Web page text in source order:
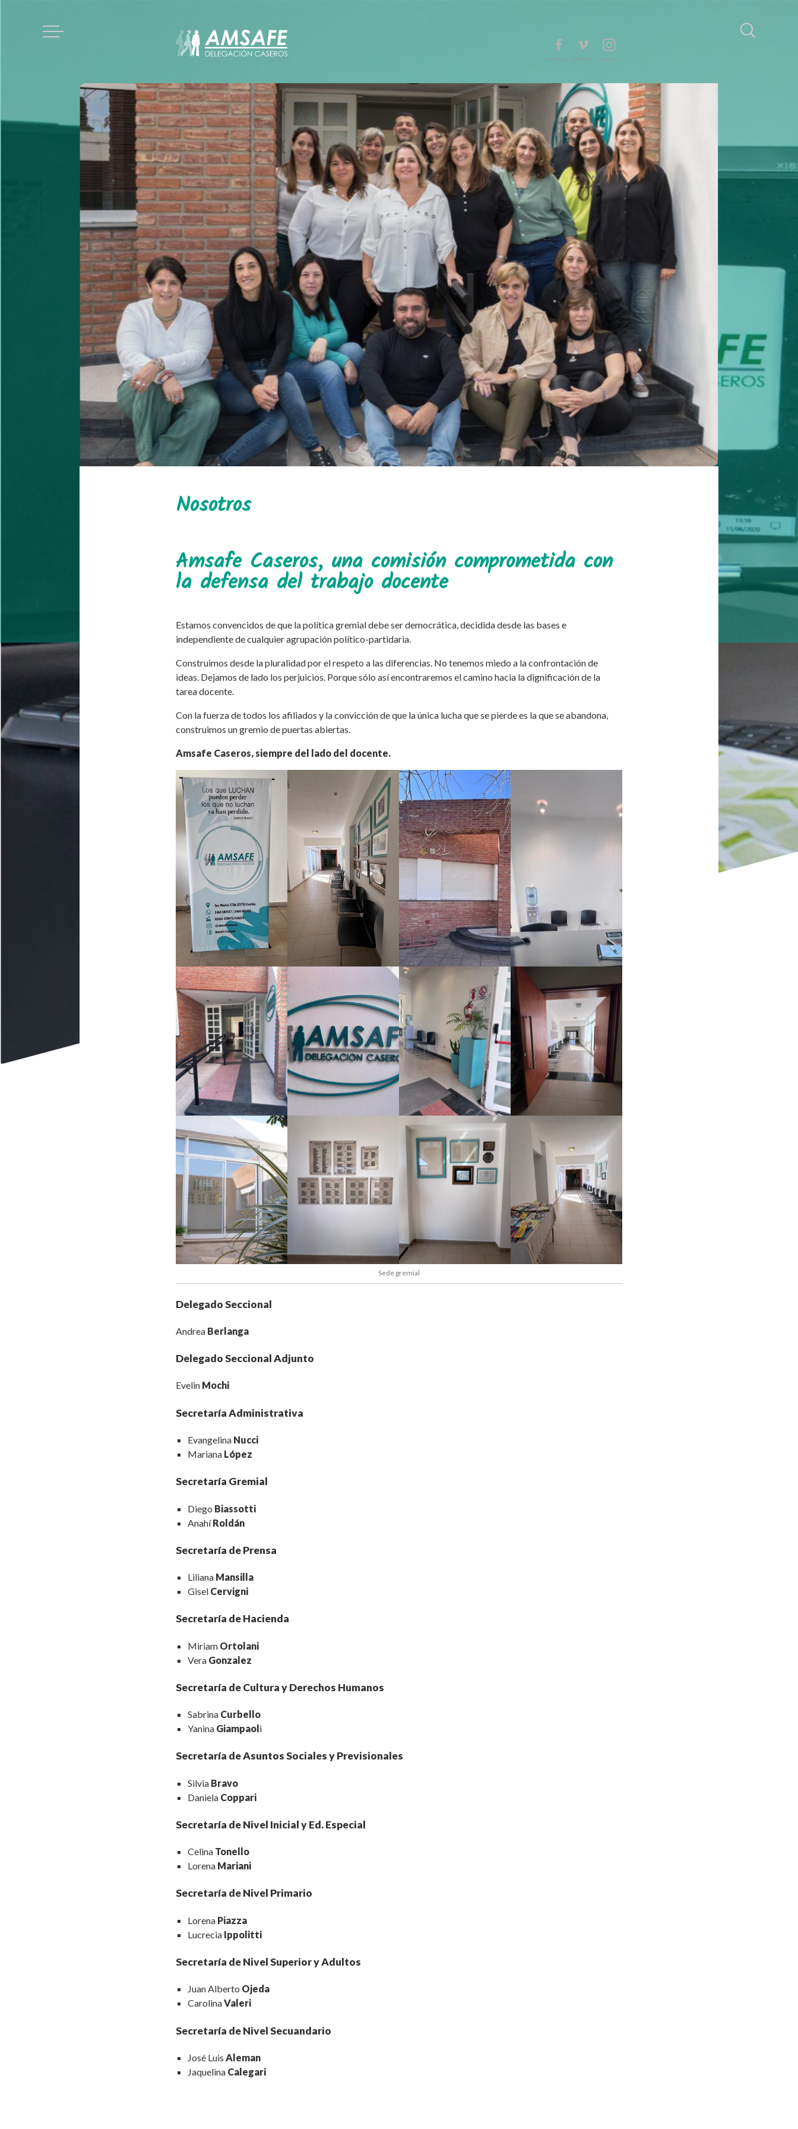
Acceso afiliados
Historia
Esto te interesa
Régimen de licencias
Afiliados
Reunión
Propuestas
Votación
Otras actividades
Instructivos e información
Normativa
Leyes
Decretos
Resoluciones
Contacto
Nosotros
Amsafe Caseros, una comisión comprometida con
la defensa del trabajo docente
Estamos convencidos de que la política gremial debe ser democrática, decidida desde las bases e
independiente de cualquier agrupación político-partidaria.
Construimos desde la pluralidad por el respeto a las diferencias. No tenemos miedo a la confrontación de
ideas. Dejamos de lado los perjuicios. Porque sólo así encontraremos el camino hacia la dignificación de la
tarea docente.
Con la fuerza de todos los afiliados y la convicción de que la única lucha que se pierde es la que se abandona,
construimos un gremio de puertas abiertas.
Amsafe Caseros, siempre del lado del docente.
Sede gremial
Delegado Seccional
AndreaBerlanga
Delegado Seccional Adjunto
Evelin Mochi
Secretaría Administrativa
Evangelina Nucci
Mariana López
Secretaría Gremial
Diego Biassotti
AnahíRoldán
Secretaría de Prensa
Liliana Mansilla
Gisel Cervigni
Secretaría de Hacienda
Miriam Ortolani
Vera Gonzalez
Secretaría de Cultura y Derechos Humanos
Sabrina Curbello
Yanina Giampaoli
Secretaría de Asuntos Sociales y Previsionales
Silvia Bravo
Daniela Coppari
Secretaría de Nivel Inicial y Ed. Especial
Celina Tonello
Lorena Mariani
Secretaría de Nivel Primario
Lorena Piazza
Lucrecia Ippolitti
Secretaría de Nivel Superior y Adultos
Juan Alberto Ojeda
CarolinaValeri
Secretaría de Nivel Secuandario
José Luis Aleman
Jaquelina Calegari